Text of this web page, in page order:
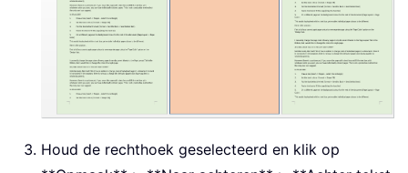
Houd de rechthoek geselecteerd en klik op